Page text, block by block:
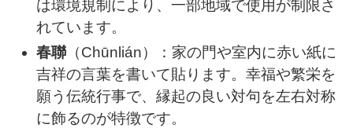
は環境規制により、一部地域で使用が制限さ
れています。
春聯（Chūnlián）：家の門や室内に赤い紙に
吉祥の言葉を書いて貼ります。幸福や繁栄を
願う伝統行事で、縁起の良い対句を左右対称
に飾るのが特徴です。